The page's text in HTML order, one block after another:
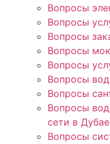
Вопросы
Вопросы
Вопросы
Вопросы
Вопросы
Вопросы
Вопросы
Вопросы
сети в Дубае
Вопросы